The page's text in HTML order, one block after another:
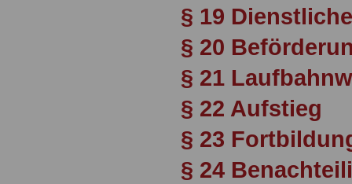
§ 19
§ 20
§ 21
§ 22 Aufstieg
§ 23
§ 24